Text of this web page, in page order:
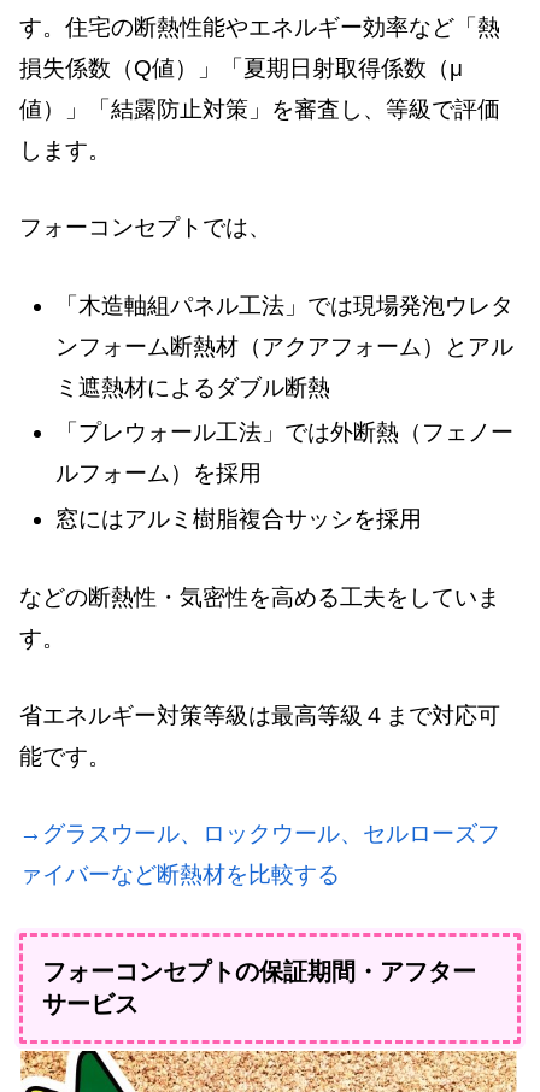
す。住宅の断熱性能やエネルギー効率など「熱
損失係数（Q値）」「夏期日射取得係数（μ
値）」「結露防止対策」を審査し、等級で評価
します。
フォーコンセプトでは、
「木造軸組パネル工法」では現場発泡ウレタ
ンフォーム断熱材（アクアフォーム）とアル
ミ遮熱材によるダブル断熱
「プレウォール工法」では外断熱（フェノー
ルフォーム）を採用
窓にはアルミ樹脂複合サッシを採用
などの断熱性・気密性を高める工夫をしていま
す。
省エネルギー対策等級は最高等級４まで対応可
能です。
→グラスウール、ロックウール、セルローズフ
ァイバーなど断熱材を比較する
フォーコンセプトの保証期間・アフター
サービス